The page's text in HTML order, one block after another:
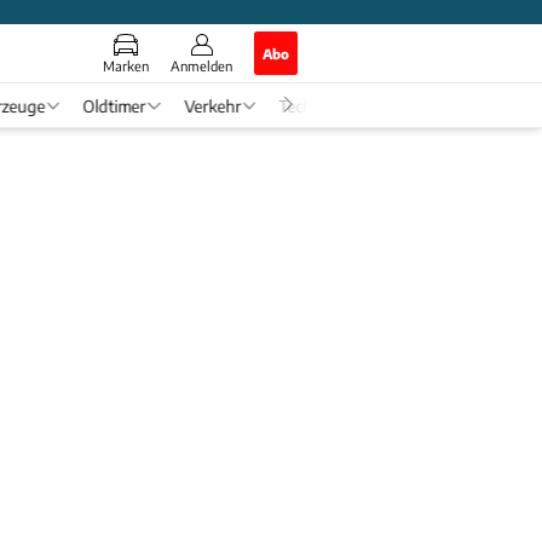
Marken Anmelden
Abo
Oldtimer Verkehr Tech & Zukunft